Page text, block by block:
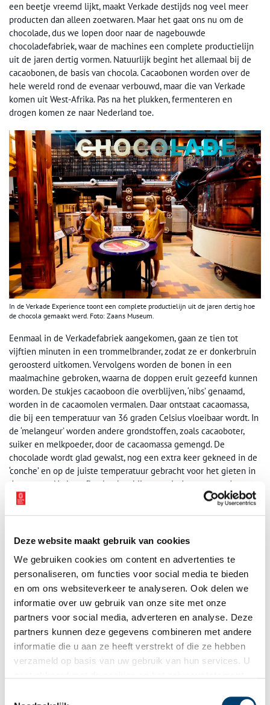
Deze website maakt gebruik van cookies
We gebruiken cookies om content en advertenties te
personaliseren, om functies voor social media te bieden
en om ons websiteverkeer te analyseren. Ook delen we
informatie over uw gebruik van onze site met onze
partners voor social media, adverteren en analyse. Deze
partners kunnen deze gegevens combineren met andere
informatie die u aan ze heeft verstrekt of die ze hebben
verzameld op basis van uw gebruik van hun services. U
een beetje vreemd lijkt, maakt Verkade destijds nog veel meer
producten dan alleen zoetwaren. Maar het gaat ons nu om de
chocolade, dus we lopen door naar de nagebouwde
chocoladefabriek, waar de machines een complete productielijn
uit de jaren dertig vormen. Natuurlijk begint het allemaal bij de
cacaobonen, de basis van chocola. Cacaobonen worden over de
hele wereld rond de evenaar verbouwd, maar die van Verkade
komen uit West-Afrika. Pas na het plukken, fermenteren en
drogen komen ze naar Nederland toe.
In de Verkade Experience toont een complete productielijn uit de jaren dertig hoe
de chocola gemaakt werd. Foto: Zaans Museum.
Eenmaal in de Verkadefabriek aangekomen, gaan ze tien tot
vijftien minuten in een trommelbrander, zodat ze er donkerbruin
geroosterd uitkomen. Vervolgens worden de bonen in een
maalmachine gebroken, waarna de doppen eruit gezeefd kunnen
worden. De stukjes cacaoboon die overblijven, ‘nibs’ genaamd,
worden in de cacaomolen vermalen. Daar ontstaat cacaomassa,
die bij een temperatuur van 36 graden Celsius vloeibaar wordt. In
de ‘melangeur’ worden andere grondstoffen, zoals cacaoboter,
suiker en melkpoeder, door de cacaomassa gemengd. De
chocolade wordt glad gewalst, nog een extra keer gekneed in de
‘conche’ en op de juiste temperatuur gebracht voor het gieten in
de vormen. Na het afkoelen kan hij weer uit de vorm worden
getikt en is dan klaar om ingepakt te worden in een leuke wikkel.